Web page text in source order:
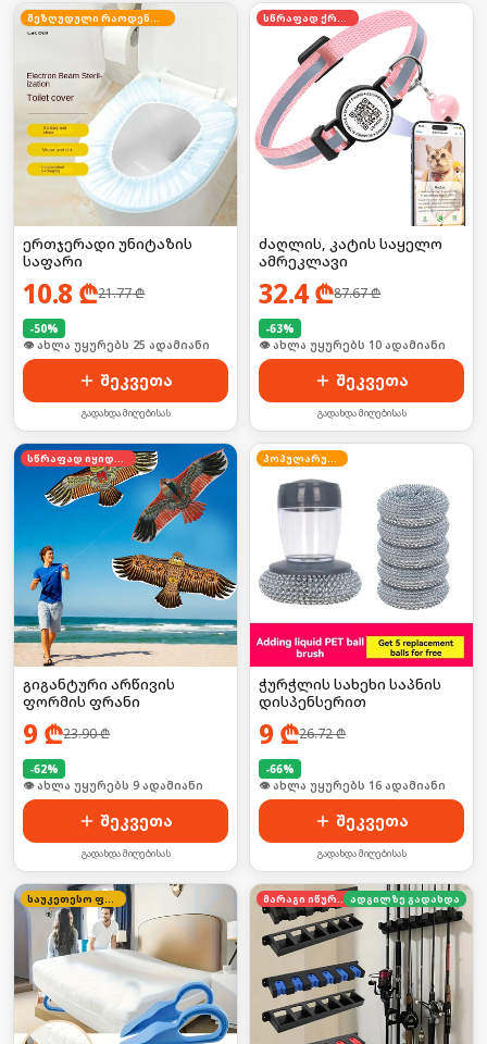
შეზღუდული რაოდენობა
ერთჯერადი უნიტაზის
საფარი
10.8 ₾21.77₾
-50%
🛒 ბოლო 24სთ-ში იყიდა 33-მა
შეკვეთა
გადახდა მიღებისას
სწრაფად ქრება
ძაღლის, კატის საყელო
ამრეკლავი
32.4₾87.67₾
-63%
🛒 ბოლო 24სთ-ში იყიდა 16-მა
შეკვეთა
გადახდა მიღებისას
სწრაფად იყიდება
გიგანტური არწივის
ფორმის ფრანი
9 ₾23.90₾
-62%
🛒 ბოლო 24სთ-ში იყიდა 11-მა
შეკვეთა
გადახდა მიღებისას
პოპულარული
ჭურჭლის სახეხი საპნის
დისპენსერით
9 ₾26.72₾
-66%
🛒 ბოლო 24სთ-ში იყიდა 20-მა
შეკვეთა
გადახდა მიღებისას
საუკეთესო ფასი მარაგი იწურება ადგილზე გადახდა